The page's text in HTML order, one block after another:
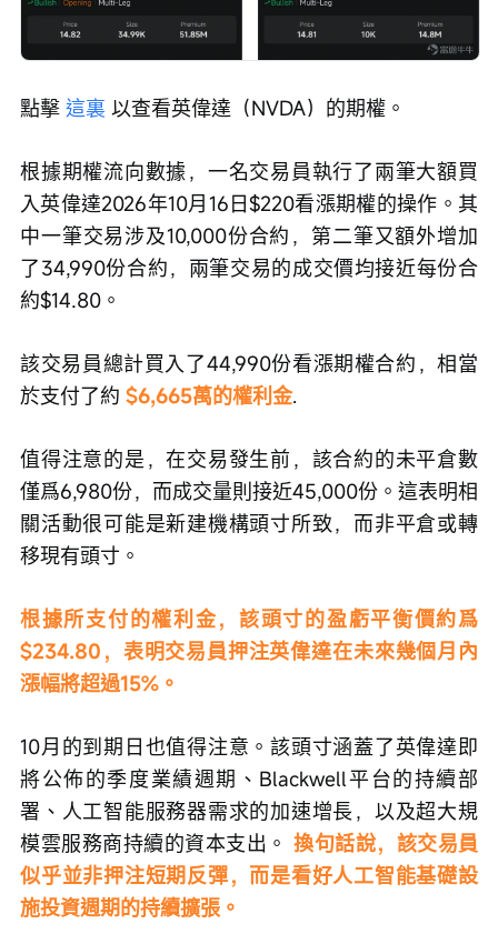
點擊 這裏 以查看英偉達（NVDA）的期權。
根據期權流向數據，一名交易員執行了兩筆大額買
入英偉達2026年10月16日$220看漲期權的操作。其
中一筆交易涉及10,000份合約，第二筆又額外增加
了34,990份合約，兩筆交易的成交價均接近每份合
約$14.80。
該交易員總計買入了44,990份看漲期權合約，相當
於支付了約 $6,665萬的權利金.
值得注意的是，在交易發生前，該合約的未平倉數
僅爲6,980份，而成交量則接近45,000份。這表明相
關活動很可能是新建機構頭寸所致，而非平倉或轉
移現有頭寸。
根據所支付的權利金，該頭寸的盈虧平衡價約爲
$234.80，表明交易員押注英偉達在未來幾個月內
漲幅將超過15%。
10月的到期日也值得注意。該頭寸涵蓋了英偉達即
將公佈的季度業績週期、Blackwell平台的持續部
署、人工智能服務器需求的加速增長，以及超大規
模雲服務商持續的資本支出。 換句話說，該交易員
似乎並非押注短期反彈，而是看好人工智能基礎設
施投資週期的持續擴張。